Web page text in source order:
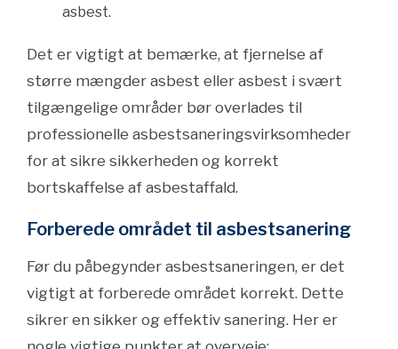
asbest.
Det er vigtigt at bemærke, at fjernelse af
større mængder asbest eller asbest i svært
tilgængelige områder bør overlades til
professionelle asbestsaneringsvirksomheder
for at sikre sikkerheden og korrekt
bortskaffelse af asbestaffald.
Forberede området til asbestsanering
Før du påbegynder asbestsaneringen, er det
vigtigt at forberede området korrekt. Dette
sikrer en sikker og effektiv sanering. Her er